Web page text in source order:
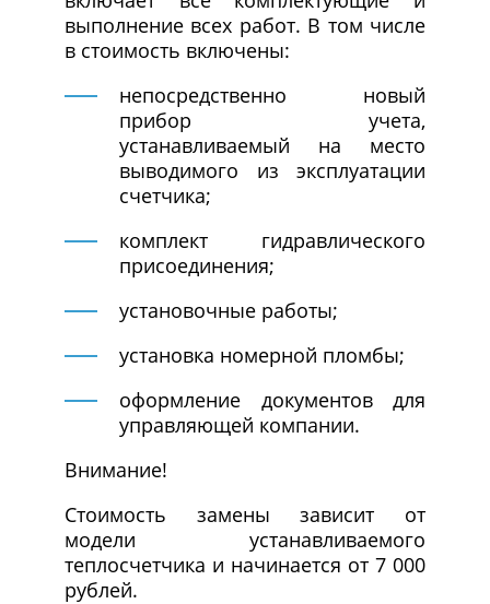
выполнение всех работ. В том числе
в стоимость включены:
непосредственно новый
прибор учета,
устанавливаемый на место
выводимого из эксплуатации
счетчика;
комплект гидравлического
присоединения;
установочные работы;
установка номерной пломбы;
оформление документов для
управляющей компании.
Внимание!
Стоимость замены зависит от
модели устанавливаемого
теплосчетчика и начинается от 7 000
рублей.